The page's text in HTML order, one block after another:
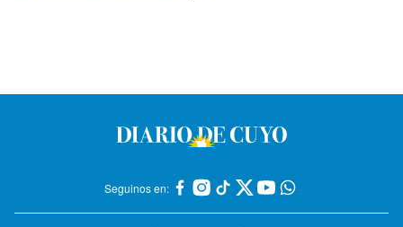
Seguinos en: